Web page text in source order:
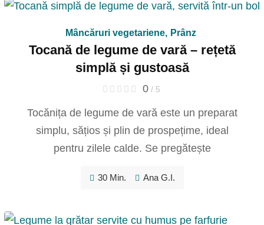
Mâncăruri vegetariene, Prânz
Tocană de legume de vară – rețetă
simplă și gustoasă
0/ 5
Tocănița de legume de vară este un preparat
simplu, sățios și plin de prospețime, ideal
pentru zilele calde. Se pregătește
30 Min. Ana G.I.